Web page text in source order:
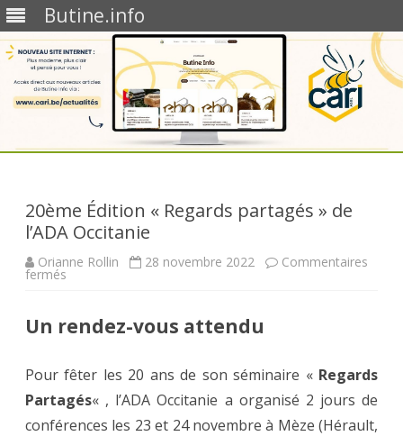
Butine.info
20ème Édition « Regards partagés » de
l’ADA Occitanie
Orianne Rollin 28 novembre 2022 Commentaires
fermés
partagés »
de
Un rendez-vous attendu
Pour fêter les 20 ans de son séminaire « Regards
Partagés« , l’ADA Occitanie a organisé 2 jours de
conférences les 23 et 24 novembre à Mèze (Hérault,